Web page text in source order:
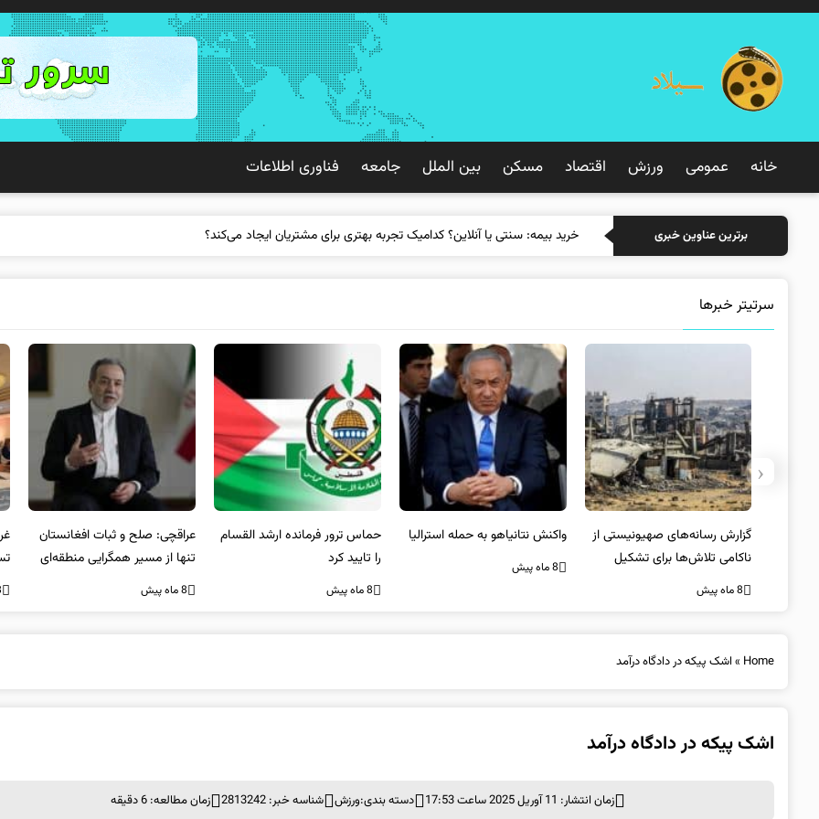
خانه عمومی ورزش اقتصاد مسکن بین الملل جامعه فناوری اطلاعات
برترین عناوین خبری خرید بی
سرتیتر خبرها
واکنش نتانیاهو به حمله استرالیا
حماس ترور فرمانده ارشد القسام
را تایید کرد
عراقچی: صلح و ثبات افغانستان
تنها از مسیر همگرایی منطقه‌ای
محقق می‌شود
8 ماه پیش
غریب آبادی: مردم ایران هرگز
تسلیم تهدیدات و تجاوزات
نخواهند شد و متحد و منسجم
8 ماه پیش 8
‹
Home
» اشک پیکه در دادگاه درآمد
اشک پیکه در دادگاه درآمد
زمان انتشار: 11 آوریل 2025 ساعت 17:53 دسته بندی:ورزش شناسه خبر: 2813242 زمان مطالعه: 6 دقیقه